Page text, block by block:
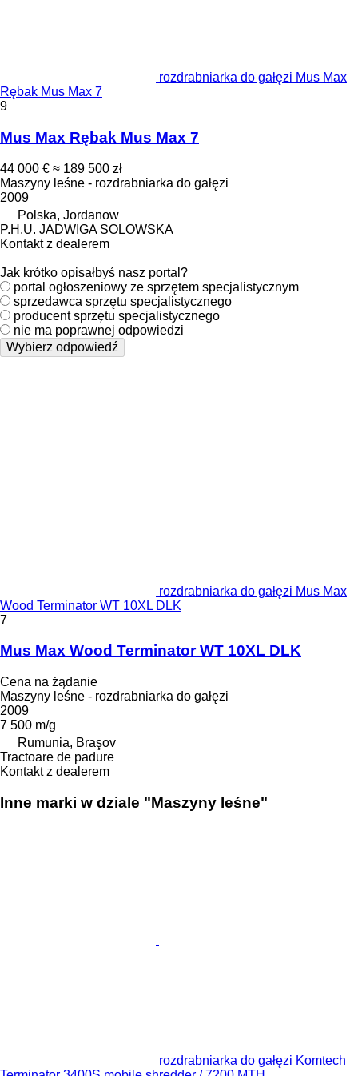
rozdrabniarka do gałęzi Mus Max
Rębak Mus Max 7
9
Mus Max Rębak Mus Max 7
44 000 € ≈ 189 500 zł
Maszyny leśne - rozdrabniarka do gałęzi
2009
Polska, Jordanow
P.H.U. JADWIGA SOLOWSKA
Kontakt z dealerem
Jak krótko opisałbyś nasz portal?
portal ogłoszeniowy ze sprzętem specjalistycznym
sprzedawca sprzętu specjalistycznego
producent sprzętu specjalistycznego
nie ma poprawnej odpowiedzi
Wybierz odpowiedź
rozdrabniarka do gałęzi Mus Max
Wood Terminator WT 10XL DLK
7
Mus Max Wood Terminator WT 10XL DLK
Cena na żądanie
Maszyny leśne - rozdrabniarka do gałęzi
2009
7 500 m/g
Rumunia, Braşov
Tractoare de padure
Kontakt z dealerem
Inne marki w dziale "Maszyny leśne"
rozdrabniarka do gałęzi Komtech